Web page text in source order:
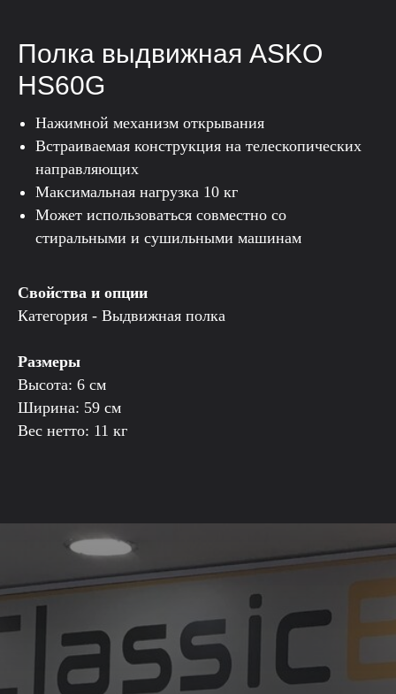
Полка выдвижная ASKO
HS60G
Нажимной механизм открывания
Встраиваемая конструкция на телескопических
направляющих
Максимальная нагрузка 10 кг
Может использоваться совместно со
стиральными и сушильными машинам
Свойства и опции
Категория - Выдвижная полка
Размеры
Высота: 6 см
Ширина: 59 см
Вес нетто: 11 кг